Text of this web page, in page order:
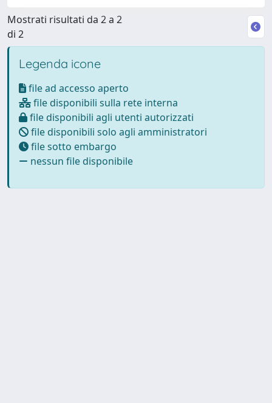
Mostrati risultati da 2 a 2
di 2
Legenda icone
file ad accesso aperto
file disponibili sulla rete interna
file disponibili agli utenti autorizzati
file disponibili solo agli amministratori
file sotto embargo
nessun file disponibile